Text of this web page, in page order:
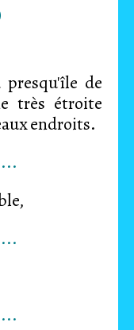
de
très étroite
endroits.